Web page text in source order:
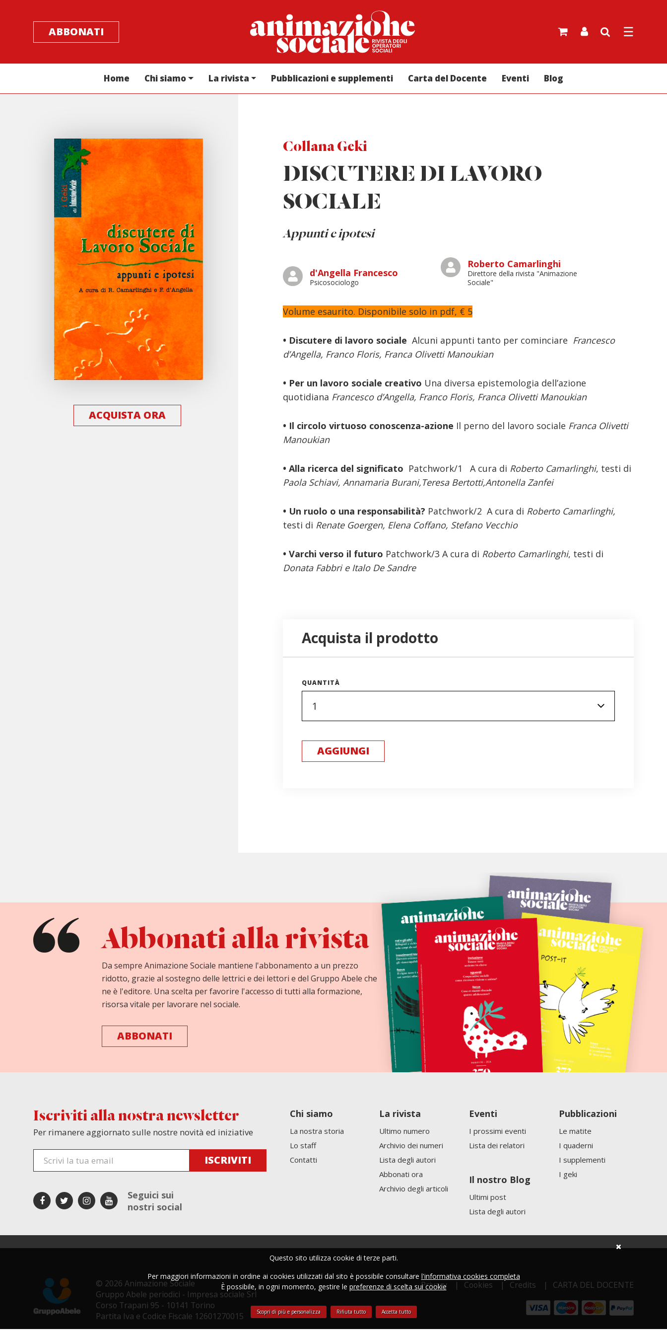
ABBONATI ☰
Home Chi siamo La rivista Pubblicazioni e supplementi Carta del Docente Eventi Blog
ACQUISTA ORA
Collana Geki
DISCUTERE DI LAVORO
SOCIALE
Appunti e ipotesi
d'Angella Francesco
Psicosociologo
Roberto Camarlinghi
Direttore della rivista "Animazione
Sociale"
Volume esaurito. Disponibile solo in pdf, € 5
• Discutere di lavoro socialeAlcuni appunti tanto per cominciare Francesco
d’Angella, Franco Floris, Franca Olivetti Manoukian
• Per un lavoro sociale creativo Una diversa epistemologia dell’azione
quotidiana Francesco d’Angella, Franco Floris, Franca Olivetti Manoukian
• Il circolo virtuoso conoscenza-azione Il perno del lavoro sociale Franca Olivetti
Manoukian
• Alla ricerca del significato Patchwork/1 A cura di Roberto Camarlinghi, testi di
Paola Schiavi, Annamaria Burani,Teresa Bertotti,Antonella Zanfei
• Un ruolo o una responsabilità? Patchwork/2 A cura di Roberto Camarlinghi,
testi di Renate Goergen, Elena Coffano, Stefano Vecchio
• Varchi verso il futuro Patchwork/3 A cura di Roberto Camarlinghi, testi di
Donata Fabbri e Italo De Sandre
Acquista il prodotto
QUANTITÀ
AGGIUNGI
Abbonati alla rivista
Da sempre Animazione Sociale mantiene l'abbonamento a un prezzo
ridotto, grazie al sostegno delle lettrici e dei lettori e del Gruppo Abele che
ne è l'editore. Una scelta per favorire l'accesso di tutti alla formazione,
risorsa vitale per lavorare nel sociale.
ABBONATI
Iscriviti alla nostra newsletter
Per rimanere aggiornato sulle nostre novità ed iniziative
Seguici sui
nostri social
Chi siamo
La nostra storia
Lo staff
Contatti
La rivista
Ultimo numero
Archivio dei numeri
Lista degli autori
Abbonati ora
Archivio degli articoli
Eventi
I prossimi eventi
Lista dei relatori
Il nostro Blog
Ultimi post
Lista degli autori
Pubblicazioni
Le matite
I quaderni
I supplementi
I geki
© 2026 Animazione Sociale
Gruppo Abele periodici - Impresa sociale Srl
Corso Trapani 95 - 10141 Torino
Partita Iva e Codice Fiscale 12601270015
Privacy Cookies Credits CARTA DEL DOCENTE
Questo sito utilizza cookie di terze parti.
Per maggiori informazioni in ordine ai cookies utilizzati dal sito è possibile consultare l'informativa cookies completa
È possibile, in ogni momento, gestire le preferenze di scelta sui cookie
Scopri di più e personalizza Rifiuta tutto Accetta tutto